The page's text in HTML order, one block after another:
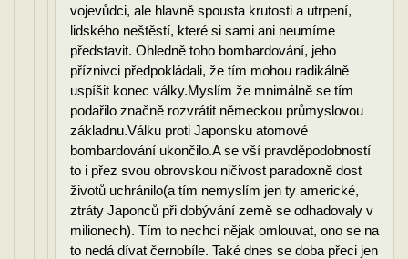
vojevůdci, ale hlavně spousta krutosti a utrpení,
lidského neštěstí, které si sami ani neumíme
představit. Ohledně toho bombardování, jeho
příznivci předpokládali, že tím mohou radikálně
uspíšit konec války.Myslím že mnimálně se tím
podařilo značně rozvrátit německou průmyslovou
základnu.Válku proti Japonsku atomové
bombardování ukončilo.A se vší pravděpodobností
to i přez svou obrovskou ničivost paradoxně dost
životů uchránilo(a tím nemyslím jen ty americké,
ztráty Japonců při dobývání země se odhadovaly v
milionech). Tím to nechci nějak omlouvat, ono se na
to nedá dívat černobíle. Také dnes se doba přeci jen